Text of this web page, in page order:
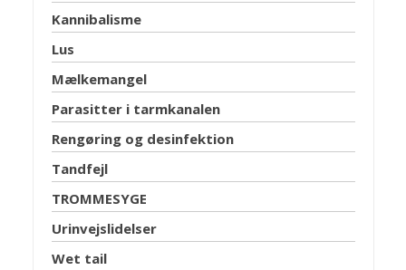
Kannibalisme
Lus
Mælkemangel
Parasitter i tarmkanalen
Rengøring og desinfektion
Tandfejl
TROMMESYGE
Urinvejslidelser
Wet tail